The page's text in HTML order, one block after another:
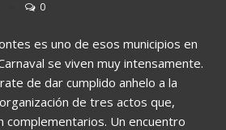
0
es uno de esos municipios en
se viven muy intensamente.
de dar cumplido anhelo a la
de tres actos que,
complementarios. Un encuentro